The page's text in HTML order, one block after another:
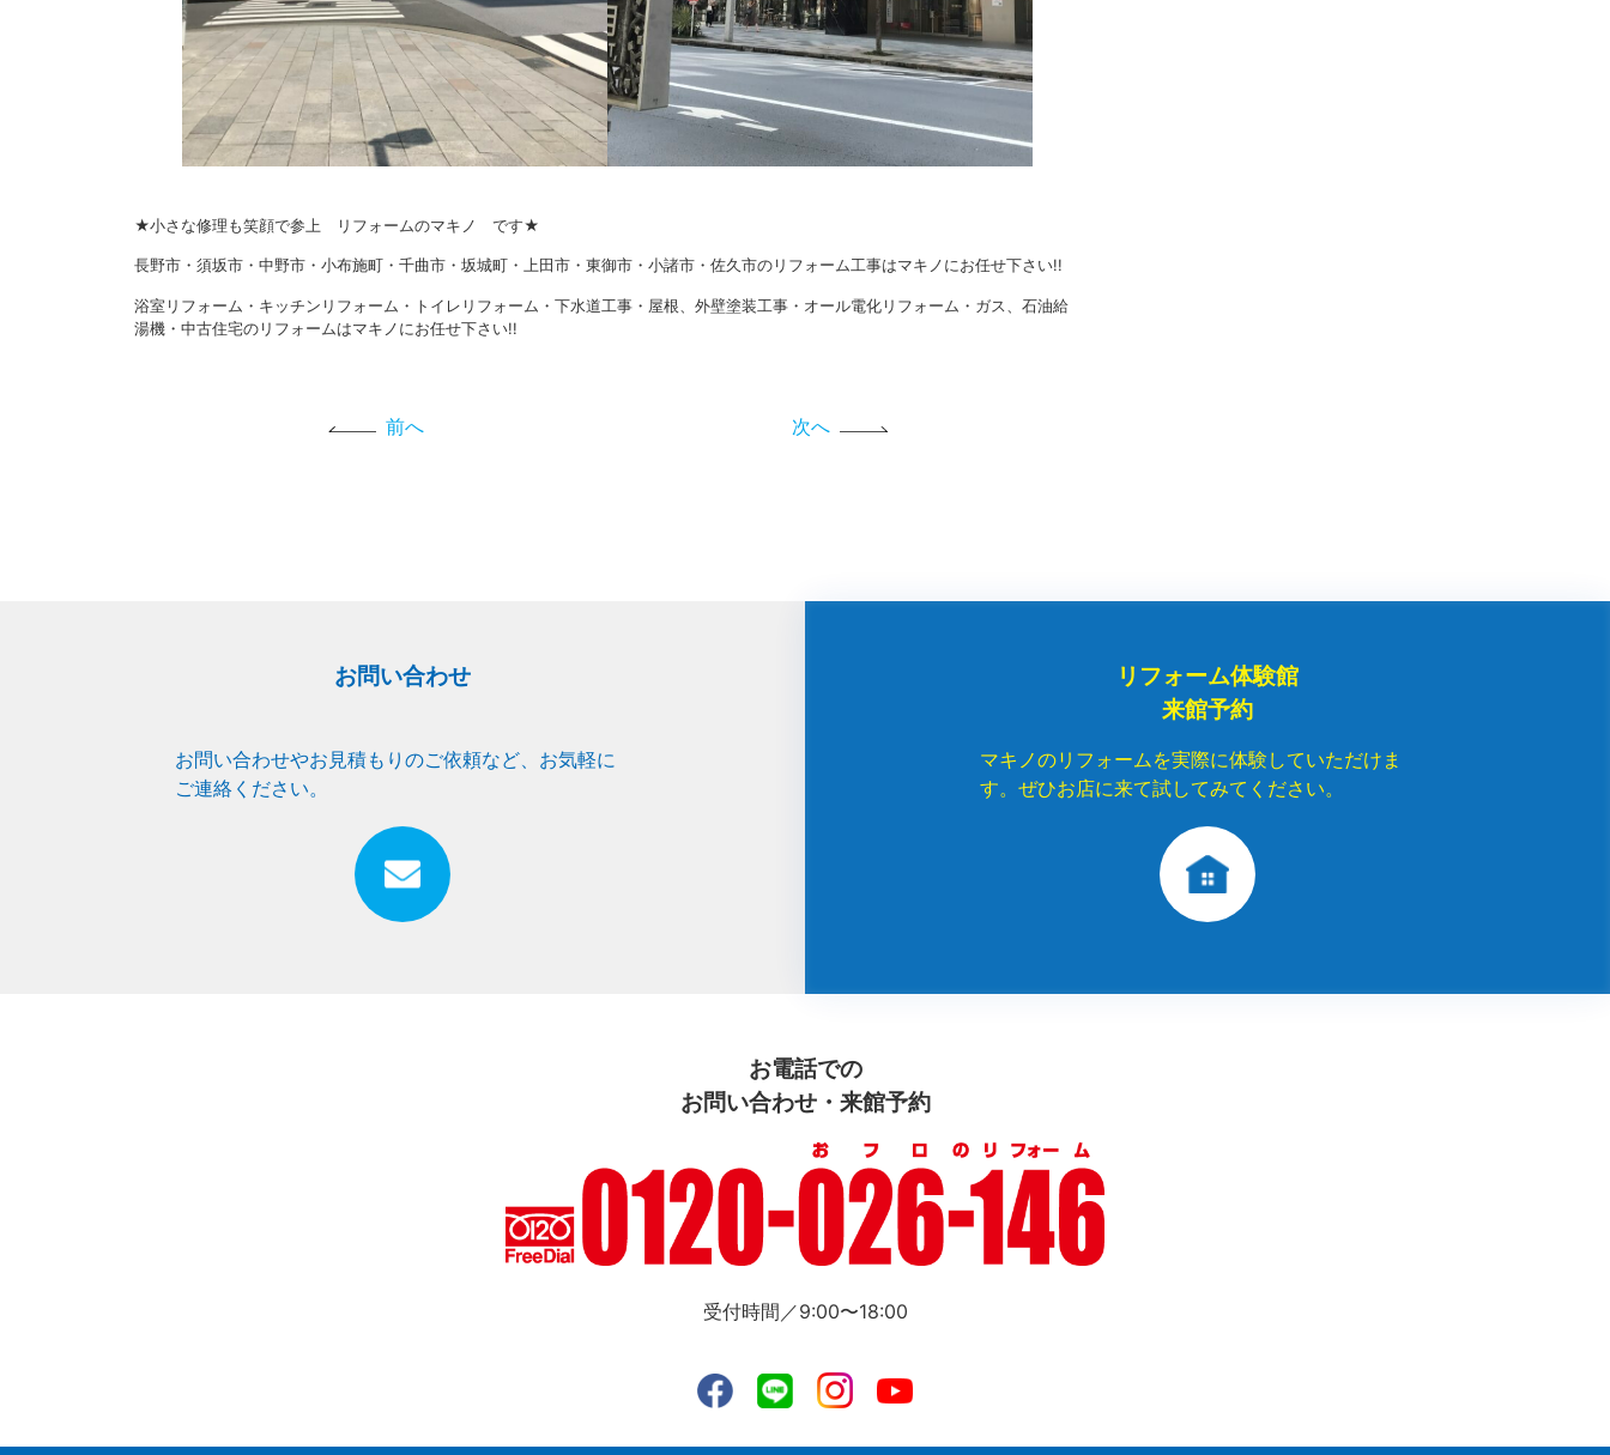
★小さな修理も笑顔で参上 リフォームのマキノ です★
長野市・須坂市・中野市・小布施町・千曲市・坂城町・上田市・東御市・小諸市・佐久市のリフォーム工事はマキノにお任せ下さい!!
浴室リフォーム・キッチンリフォーム・トイレリフォーム・下水道工事・屋根、外壁塗装工事・オール電化リフォーム・ガス、石油給
湯機・中古住宅のリフォームはマキノにお任せ下さい!!
前へ 次へ
お問い合わせ
お問い合わせやお見積もりのご依頼など、お気軽に
ご連絡ください。
リフォーム体験館
来館予約
マキノのリフォームを実際に体験していただけま
す。ぜひお店に来て試してみてください。
お電話での
お問い合わせ・来館予約
受付時間／9:00〜18:00